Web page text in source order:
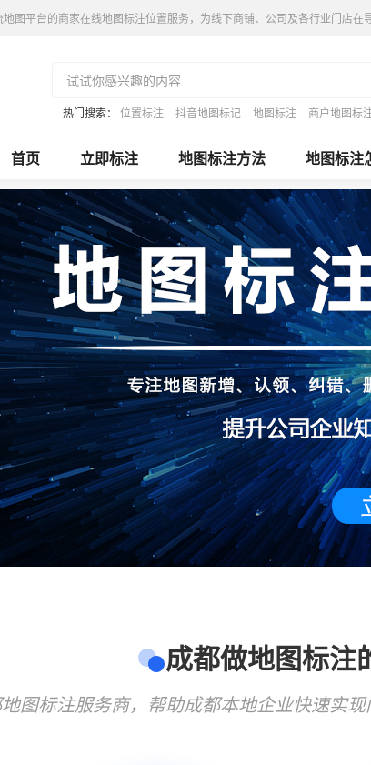
图平台的商家在线地图标注位置服务，为线下商铺、公司及各行业门店
热门搜索： 位置标注 抖音地图标记 地图标注 商户地图标
首页 立即标注 地图标注方法 地图标注
成都做地图标注
图标注服务商，帮助成都本地企业快速实